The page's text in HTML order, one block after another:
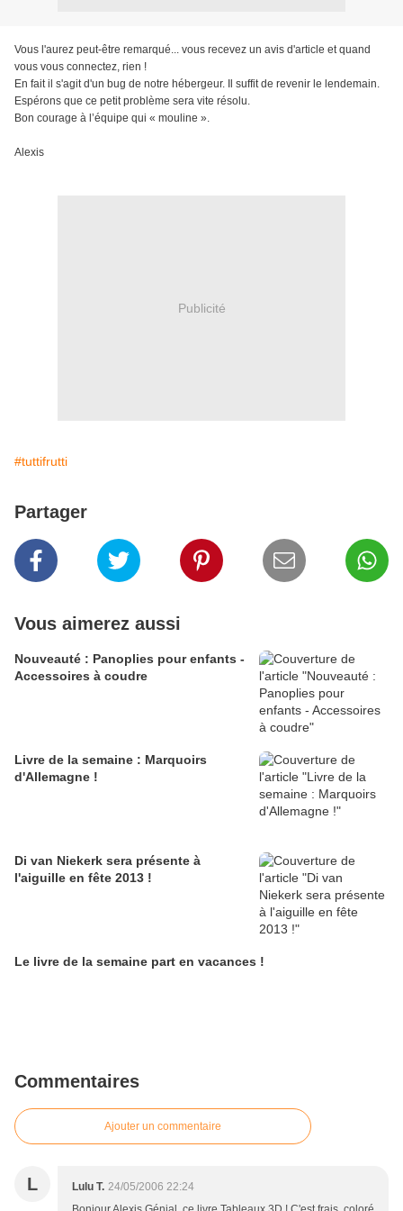
Vous l'aurez peut-être remarqué... vous recevez un avis d'article et quand
vous vous connectez, rien !
En fait il s'agit d'un bug de notre hébergeur. Il suffit de revenir le lendemain.
Espérons que ce petit problème sera vite résolu.
Bon courage à l’équipe qui « mouline ».
Alexis
Publicité
#tuttifrutti
Partager
Vous aimerez aussi
Nouveauté : Panoplies pour enfants -
Accessoires à coudre
Livre de la semaine : Marquoirs
d'Allemagne !
Di van Niekerk sera présente à
l'aiguille en fête 2013 !
Le livre de la semaine part en vacances !
Commentaires
Ajouter un commentaire
L Lulu T. 24/05/2006 22:24